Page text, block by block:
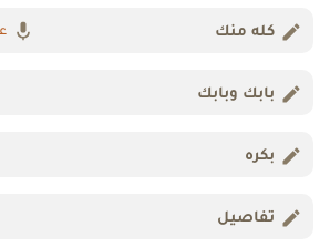
كله منك
بابك وبابك
بكره
تفاصيل